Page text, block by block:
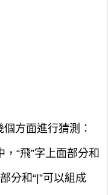
方面進行猜測：
“飛”字上面部分和
分和“|”可以組成